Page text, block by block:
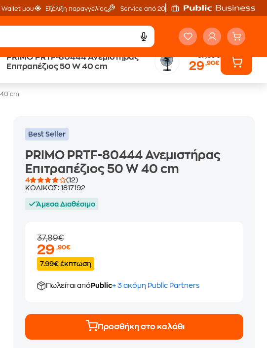
Wallet μου Εξέλιξη παραγγελίας Service από 20'
PRIMO PRTF-80444 Ανεμιστήρας
Επιτραπέζιος 50 W 40 cm
29,90€
επιστροφή Άτοκες Δόσεις
40 cm
Best Seller
PRIMO PRTF-80444 Ανεμιστήρας
Επιτραπέζιος 50 W 40 cm
4
(12)
ΚΩΔΙΚΟΣ:1817192
Άμεσα Διαθέσιμο
37,89€
29,90€
7.99€ έκπτωση
Πωλείται από Public+ 3 ακόμη Public Partners
Προσθήκη στο καλάθι